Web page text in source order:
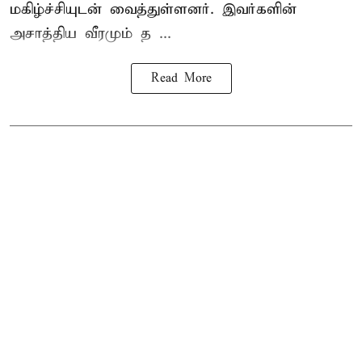
மகிழ்ச்சியுடன் வைத்துள்ளனர். இவர்களின்
அசாத்திய வீரமும் த ...
Read More